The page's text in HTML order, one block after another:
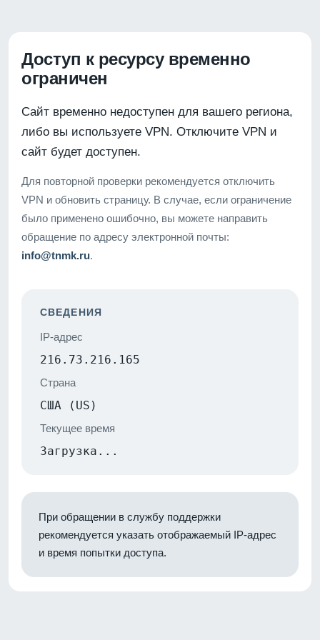
Доступ к ресурсу временно
ограничен
Сайт временно недоступен для вашего региона,
либо вы используете VPN. Отключите VPN и
сайт будет доступен.
Для повторной проверки рекомендуется отключить
VPN и обновить страницу. В случае, если ограничение
было применено ошибочно, вы можете направить
обращение по адресу электронной почты:
info@tnmk.ru.
СВЕДЕНИЯ
IP-адрес
216.73.216.165
Страна
США (US)
Текущее время
Загрузка...
При обращении в службу поддержки
рекомендуется указать отображаемый IP-адрес
и время попытки доступа.